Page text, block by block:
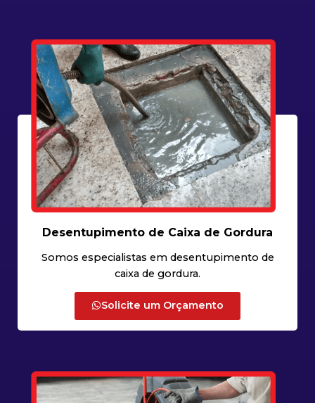
Desentupimento de Caixa de Gordura
Somos especialistas em desentupimento de
caixa de gordura.
Solicite um Orçamento